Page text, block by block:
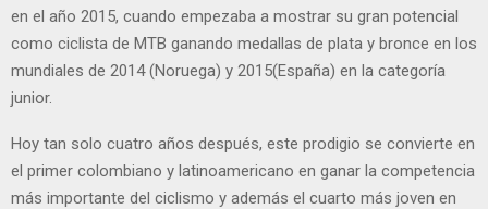
en el año 2015, cuando empezaba a mostrar su gran potencial
como ciclista de MTB ganando medallas de plata y bronce en los
mundiales de 2014 (Noruega) y 2015(España) en la categoría
junior.
Hoy tan solo cuatro años después, este prodigio se convierte en
el primer colombiano y latinoamericano en ganar la competencia
más importante del ciclismo y además el cuarto más joven en